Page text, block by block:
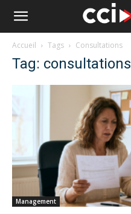
Accueil Tags Consultations
Tag: consultations
Management